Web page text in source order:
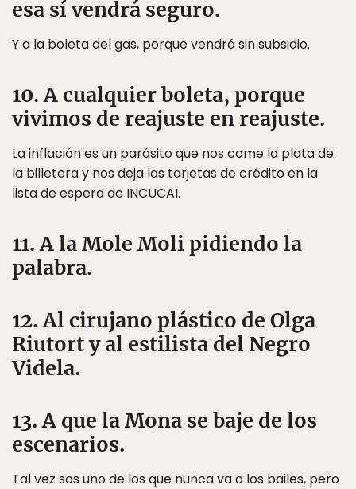
esa sí vendrá seguro.
Y a la boleta del gas, porque vendrá sin subsidio.
10. A cualquier boleta, porque
vivimos de reajuste en reajuste.
La inflación es un parásito que nos come la plata de
la billetera y nos deja las tarjetas de crédito en la
lista de espera de INCUCAI.
11. A la Mole Moli pidiendo la
palabra.
12. Al cirujano plástico de Olga
Riutort y al estilista del Negro
Videla.
13. A que la Mona se baje de los
escenarios.
Tal vez sos uno de los que nunca va a los bailes, pero